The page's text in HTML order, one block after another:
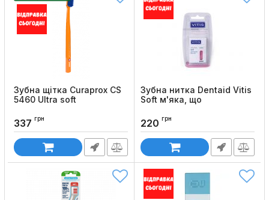
Зубна щітка Curaprox CS
5460 Ultra soft
337 грн
Зубна нитка Dentaid Vitis
Soft м'яка, що
Код товару:
220 грн